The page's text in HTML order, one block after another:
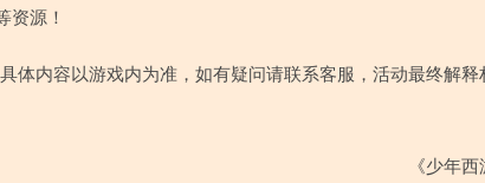
资源！
具体内容以游戏内为准，如有疑问请联系客服，活动最终解释
《少年